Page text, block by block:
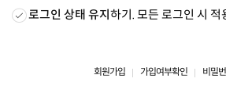
로그인 상태 유지하기. 모든 로그인 시 적
회원가입 가입여부확인 비밀